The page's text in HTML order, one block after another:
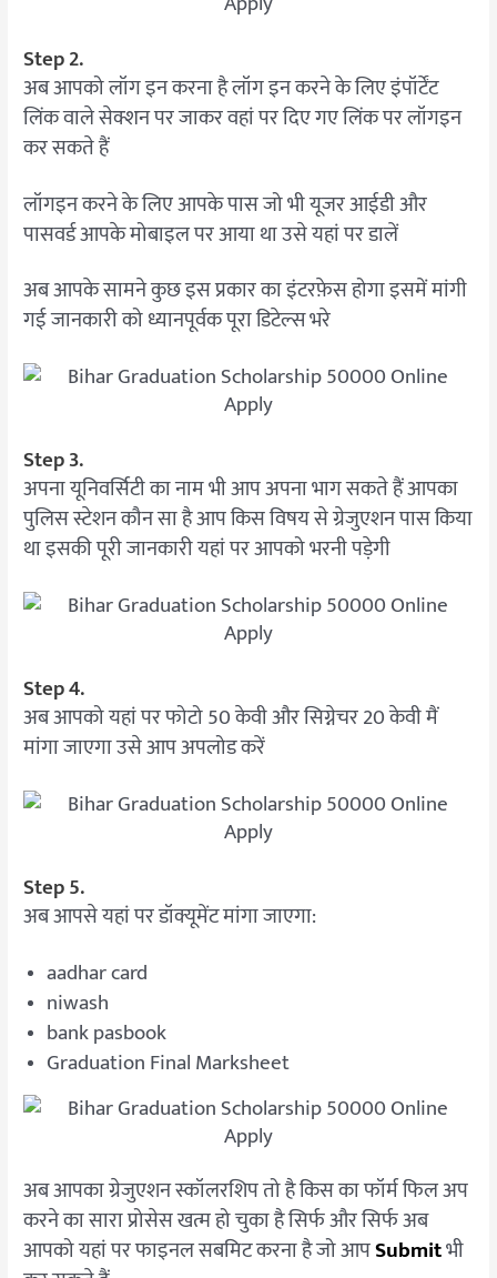
Step 2.
अब आपको लॉग इन करना है लॉग इन करने के लिए इंपॉर्टेंट
लिंक वाले सेक्शन पर जाकर वहां पर दिए गए लिंक पर लॉगइन
कर सकते हैं
लॉगइन करने के लिए आपके पास जो भी यूजर आईडी और
पासवर्ड आपके मोबाइल पर आया था उसे यहां पर डालें
अब आपके सामने कुछ इस प्रकार का इंटरफ़ेस होगा इसमें मांगी
गई जानकारी को ध्यानपूर्वक पूरा डिटेल्स भरे
Step 3.
अपना यूनिवर्सिटी का नाम भी आप अपना भाग सकते हैं आपका
पुलिस स्टेशन कौन सा है आप किस विषय से ग्रेजुएशन पास किया
था इसकी पूरी जानकारी यहां पर आपको भरनी पड़ेगी
Step 4.
अब आपको यहां पर फोटो 50 केवी और सिग्नेचर 20 केवी मैं
मांगा जाएगा उसे आप अपलोड करें
Step 5.
अब आपसे यहां पर डॉक्यूमेंट मांगा जाएगा:
aadhar card
niwash
bank pasbook
Graduation Final Marksheet
अब आपका ग्रेजुएशन स्कॉलरशिप तो है किस का फॉर्म फिल अप
करने का सारा प्रोसेस खत्म हो चुका है सिर्फ और सिर्फ अब
आपको यहां पर फाइनल सबमिट करना है जो आपSubmitभी